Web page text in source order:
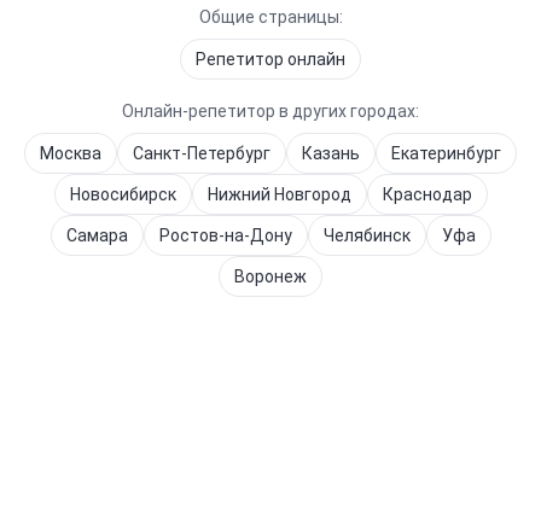
Общие страницы:
Репетитор онлайн
Онлайн-репетитор в других городах:
Москва Санкт-Петербург Казань Екатеринбург
Новосибирск Нижний Новгород Краснодар
Самара Ростов-на-Дону Челябинск Уфа
Воронеж